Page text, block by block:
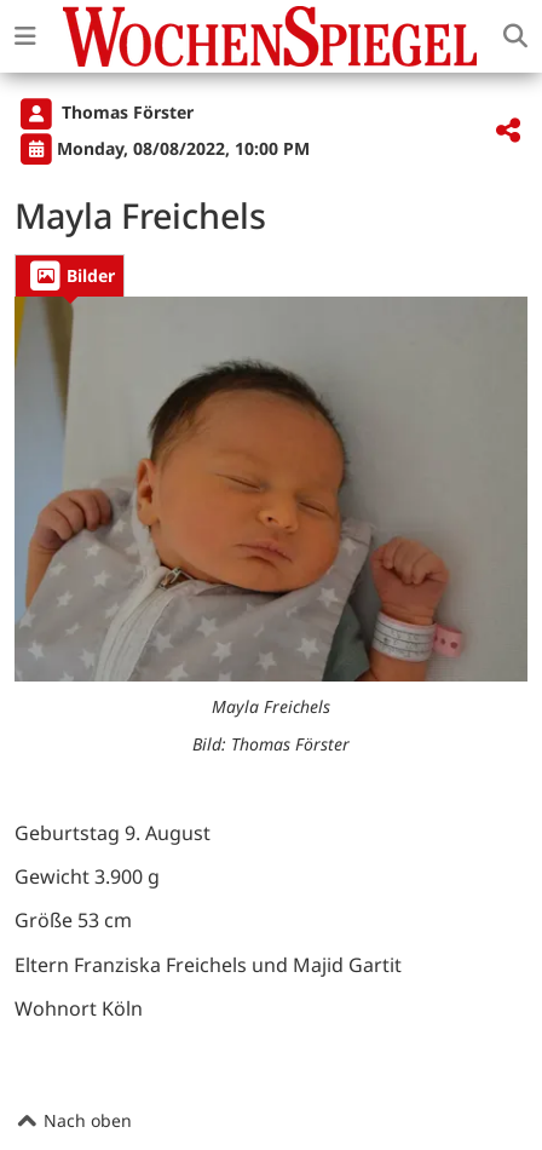
Thomas Förster
Monday, 08/08/2022, 10:00 PM
Mayla Freichels
Bilder
Mayla Freichels
Bild: Thomas Förster
Geburtstag 9. August
Gewicht 3.900 g
Größe 53 cm
Eltern Franziska Freichels und Majid Gartit
Wohnort Köln
Nach oben